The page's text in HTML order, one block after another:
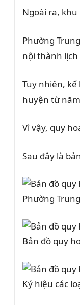
Ngoài ra,
Phường
nội thành
Tuy nhiên,
huyện từ
Vì vậy, quy
Sau đây là
Phường
Bản đồ quy
Ký hiệu các